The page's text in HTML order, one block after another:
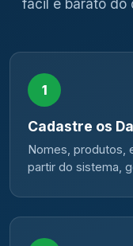
fácil e barato do
1
Cadastre os
Nomes, produtos,
partir do sistema,